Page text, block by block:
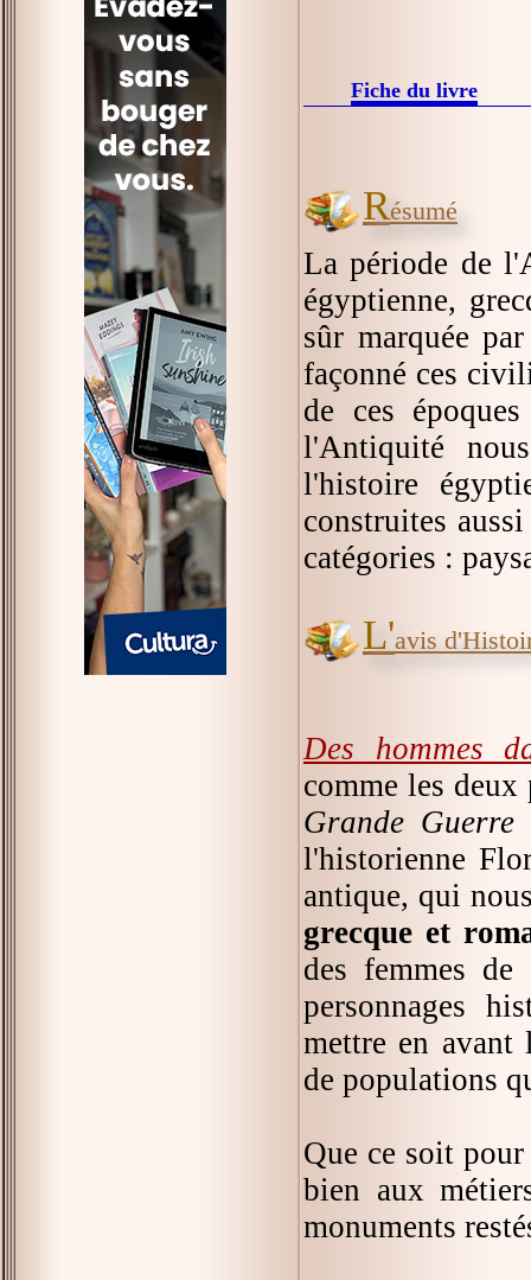
Fiche du livre
Résumé
La période de
égyptienne,
sûr marquée
façonné ces
de ces
l'Antiquité
l'histoire
construites
catégories :
L'avis
Des hommes
comme les
Grande Guerre
l'historienne
antique, qui
grecque et
des femmes
personnages
mettre en avant
de populations
Que ce soit
bien aux
monuments